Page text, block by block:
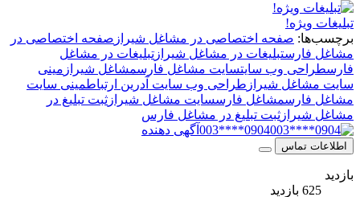
صفحه اختصاصی در مشاغل شیرازصفحه اختصاصی در
تبلیغات در مشاغل شیرازتبلیغات در مشاغل
وب سایتسایت مشاغل فارسمشاغل شیرازمینی
شیرازطراحی وب سایت آدرین ارتباط مینی سایت
مشاغل فارسسایت مشاغل شیرازثبت تبلیغ در
ثبت تبلیغ در مشاغل فارس
0904****003
آگهی دهنده
تماس